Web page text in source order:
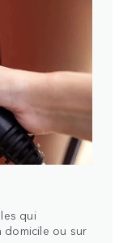
qui
domicile ou sur